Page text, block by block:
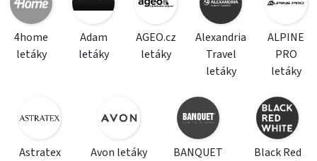
4home
letáky
Adam
letáky
AGEO.cz
letáky
Alexandria
Travel
letáky
ALPINE
PRO
letáky
Astratex
Avon letáky
BANQUET
Black Red